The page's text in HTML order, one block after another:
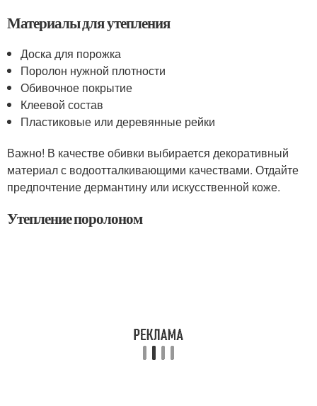
Материалы для утепления
Доска для порожка
Поролон нужной плотности
Обивочное покрытие
Клеевой состав
Пластиковые или деревянные рейки
Важно! В качестве обивки выбирается декоративный
материал с водоотталкивающими качествами. Отдайте
предпочтение дермантину или искусственной коже.
Утепление поролоном